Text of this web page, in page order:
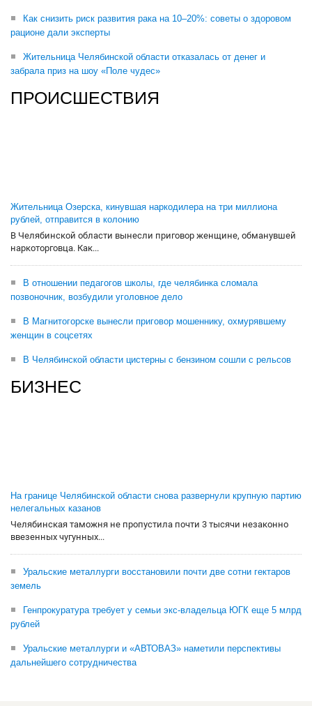
Как снизить риск развития рака на 10–20%: советы о здоровом
рационе дали эксперты
Жительница Челябинской области отказалась от денег и
забрала приз на шоу «Поле чудес»
ПРОИСШЕСТВИЯ
Жительница Озерска, кинувшая наркодилера на три миллиона
рублей, отправится в колонию
В Челябинской области вынесли приговор женщине, обманувшей
наркоторговца. Как...
В отношении педагогов школы, где челябинка сломала
позвоночник, возбудили уголовное дело
В Магнитогорске вынесли приговор мошеннику, охмурявшему
женщин в соцсетях
В Челябинской области цистерны с бензином сошли с рельсов
БИЗНЕС
На границе Челябинской области снова развернули крупную партию
нелегальных казанов
Челябинская таможня не пропустила почти 3 тысячи незаконно
ввезенных чугунных...
Уральские металлурги восстановили почти две сотни гектаров
земель
Генпрокуратура требует у семьи экс-владельца ЮГК еще 5 млрд
рублей
Уральские металлурги и «АВТОВАЗ» наметили перспективы
дальнейшего сотрудничества